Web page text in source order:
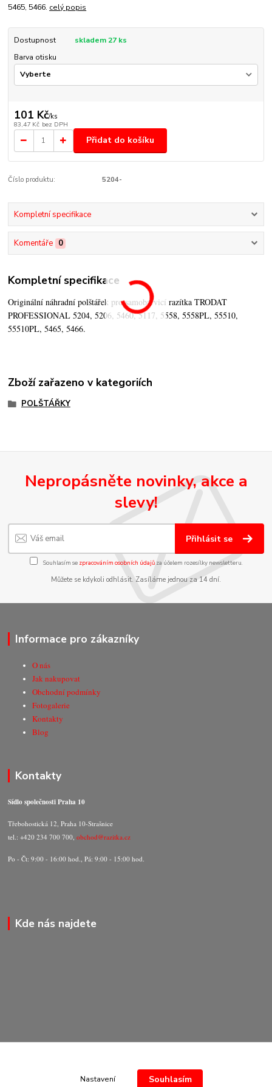
5465, 5466. celý popis
Dostupnost
skladem 27 ks
Barva otisku
101 Kč/ks
83,47 Kč bez DPH
Přidat do košíku
Číslo produktu: 5204-
Kompletní specifikace
Komentáře 0
Kompletní specifikace
Originální náhradní polštářek pro samobarvicí razítka TRODAT
PROFESSIONAL 5204, 5206, 5460, 5117, 5558, 5558PL, 55510,
55510PL, 5465, 5466.
Zboží zařazeno v kategoriích
POLŠTÁŘKY
Nepropásněte novinky, akce a
slevy!
Přihlásit se
Souhlasím se zpracováním osobních údajůza účelem rozesílky newsletteru.
Můžete se kdykoli odhlásit. Zasíláme jednou za 14 dní.
Informace pro zákazníky
O nás
Jak nakupovat
Obchodní podmínky
Fotogalerie
Kontakty
Blog
Kontakty
Sídlo společnosti Praha 10
Třebohostická 12, Praha 10-Strašnice
tel.: +420 234 700 700,obchod@razitka.cz
Po - Čt: 9:00 - 16:00 hod., Pá: 9:00 - 15:00 hod.
Kde nás najdete
Nastavení Souhlasím